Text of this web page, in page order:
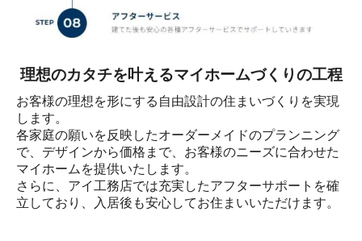
理想のカタチを叶えるマイホームづくりの工程
お客様の理想を形にする自由設計の住まいづくりを実現
します。
各家庭の願いを反映したオーダーメイドのプランニング
で、デザインから価格まで、お客様のニーズに合わせた
マイホームを提供いたします。
さらに、アイ工務店では充実したアフターサポートを確
立しており、入居後も安心してお住まいいただけます。